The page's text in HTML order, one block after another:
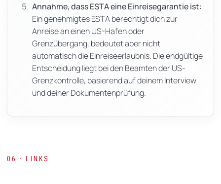
Annahme, dass ESTA eine Einreisegarantie ist:
Ein genehmigtes ESTA berechtigt dich zur
Anreise an einen US-Hafen oder
Grenzübergang, bedeutet aber nicht
automatisch die Einreiseerlaubnis. Die endgültige
Entscheidung liegt bei den Beamten der US-
Grenzkontrolle, basierend auf deinem Interview
und deiner Dokumentenprüfung.
06 · LINKS